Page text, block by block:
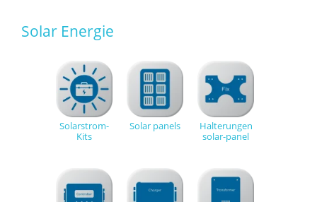
Solar Energie
Solarstrom-
Kits
Solar panels
Halterungen
solar-panel